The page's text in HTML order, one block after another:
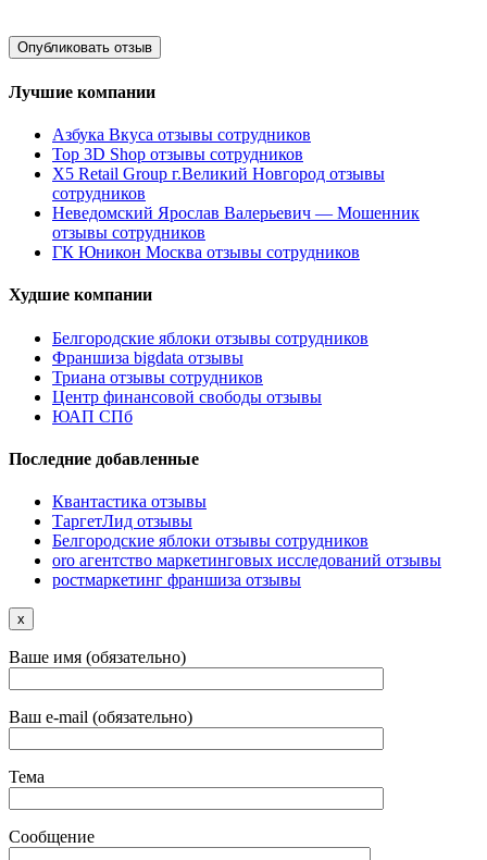
Лучшие компании
Азбука Вкуса отзывы сотрудников
Top 3D Shop отзывы сотрудников
X5 Retail Group г.Великий Новгород отзывы
сотрудников
Неведомский Ярослав Валерьевич — Мошенник
отзывы сотрудников
ГК Юникон Москва отзывы сотрудников
Худшие компании
Белгородские яблоки отзывы сотрудников
Франшиза bigdata отзывы
Триана отзывы сотрудников
Центр финансовой свободы отзывы
ЮАП СПб
Последние добавленные
Квантастика отзывы
ТаргетЛид отзывы
Белгородские яблоки отзывы сотрудников
oro агентство маркетинговых исследований отзывы
ростмаркетинг франшиза отзывы
x
Ваше имя (обязательно)
Ваш e-mail (обязательно)
Тема
Сообщение